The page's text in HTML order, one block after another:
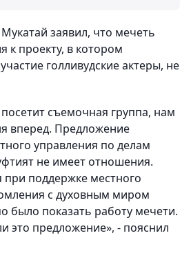
заявил, что мечеть
к проекту, в котором
голливудские актеры, не
съемочная группа, нам
вперед. Предложение
управления по делам
не имеет отношения.
при поддержке местного
с духовным миром
было показать работу мечети.
это предложение», - пояснил